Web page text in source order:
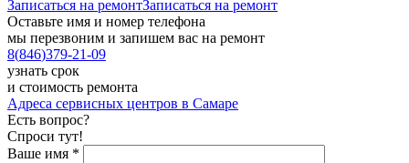
Записаться на ремонтЗаписаться на ремонт
Оставьте имя и номер телефона
мы перезвоним и запишем вас на ремонт
8(846)379-21-09
узнать срок
и стоимость ремонта
Адреса сервисных центров в Самаре
Есть вопрос?
Спроси тут!
Ваше имя *